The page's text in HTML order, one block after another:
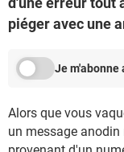
piéger avec une
Je m'abonne
Alors que vous
un message